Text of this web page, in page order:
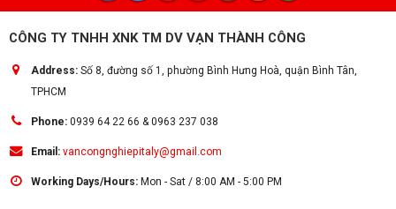
CÔNG TY TNHH XNK TM DV VẠN THÀNH CÔNG
Address: Số 8, đường số 1, phường Bình Hưng Hoà, quận Bình Tân,
TPHCM
Phone: 0939 64 22 66 & 0963 237 038
Email: vancongnghiepitaly@gmail.com
Working Days/Hours: Mon - Sat / 8:00 AM - 5:00 PM